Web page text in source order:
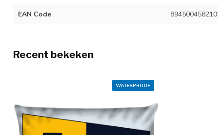
EAN Code
Recent bekeken
WATERPROOF